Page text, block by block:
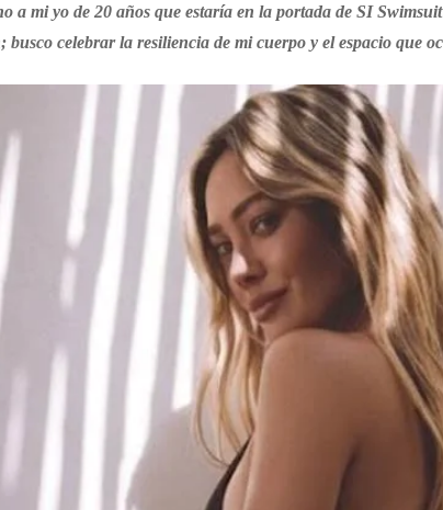
a mi yo de 20 años que estaría en la portada de SI
busco celebrar la resiliencia de mi cuerpo y el espacio que